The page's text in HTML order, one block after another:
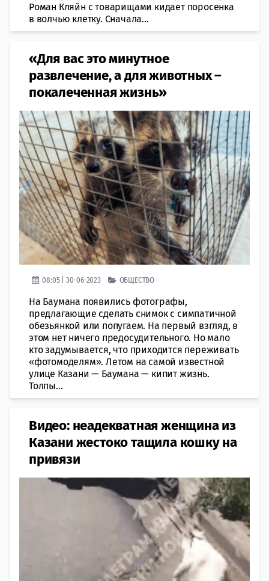
Роман Кляйн с товарищами кидает поросенка
в волчью клетку. Сначала...
«Для вас это минутное
развлечение, а для животных –
покалеченная жизнь»
08:05 | 30-06-2023 ОБЩЕСТВО
На Баумана появились фотографы,
предлагающие сделать снимок с симпатичной
обезьянкой или попугаем. На первый взгляд, в
этом нет ничего предосудительного. Но мало
кто задумывается, что приходится переживать
«фотомоделям». Летом на самой известной
улице Казани — Баумана — кипит жизнь.
Толпы...
Видео: неадекватная женщина из
Казани жестоко тащила кошку на
привязи